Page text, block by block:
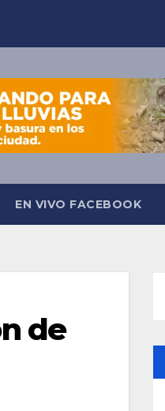
EN VIVO FACEBOOK
de